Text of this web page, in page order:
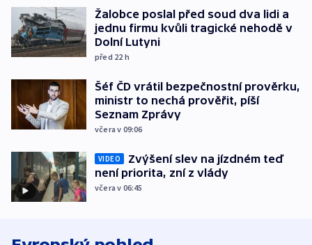
Žalobce poslal před soud dva lidi a
jednu firmu kvůli tragické nehodě v
Dolní Lutyni
před 22 h
Šéf ČD vrátil bezpečnostní prověrku,
ministr to nechá prověřit, píší
Seznam Zprávy
včera v 09:06
VIDEO
Zvýšení slev na jízdném teď
není priorita, zní z vlády
včera v 06:45